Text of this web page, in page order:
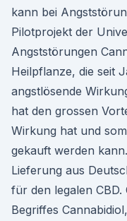
kann bei
Pilotprojekt der
Angststörungen
Heilpflanze, die seit
angstlösende
hat den grossen
Wirkung hat und
gekauft werden
Lieferung aus
für den legalen CBD.
Begriffes